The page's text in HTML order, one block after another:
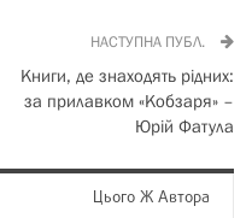
НАСТУПНА ПУБЛ.
Книги, де знаходять рідних:
за прилавком «Кобзаря» –
Юрій Фатула
Цього Ж Автора